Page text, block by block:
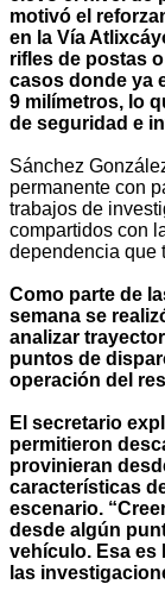
motivó el
en la Vía
rifles de postas
casos donde ya
9 milímetros, lo
de seguridad e
Sánchez
permanente con
trabajos de
compartidos con
dependencia que
Como parte de
semana se
analizar
puntos de
operación del
El secretario
permitieron
provinieran
características
escenario.
desde algún
vehículo. Esa es
las